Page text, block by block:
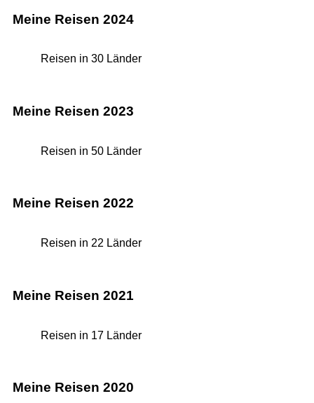
Meine Reisen 2024
Reisen in 30 Länder
Meine Reisen 2023
Reisen in 50 Länder
Meine Reisen 2022
Reisen in 22 Länder
Meine Reisen 2021
Reisen in 17 Länder
Meine Reisen 2020